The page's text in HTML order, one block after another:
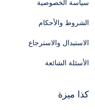
سياسة الخصوصية
الشروط والأحكام
الاستبدال والاسترجاع
الأسئلة الشائعة
كذا ميزة